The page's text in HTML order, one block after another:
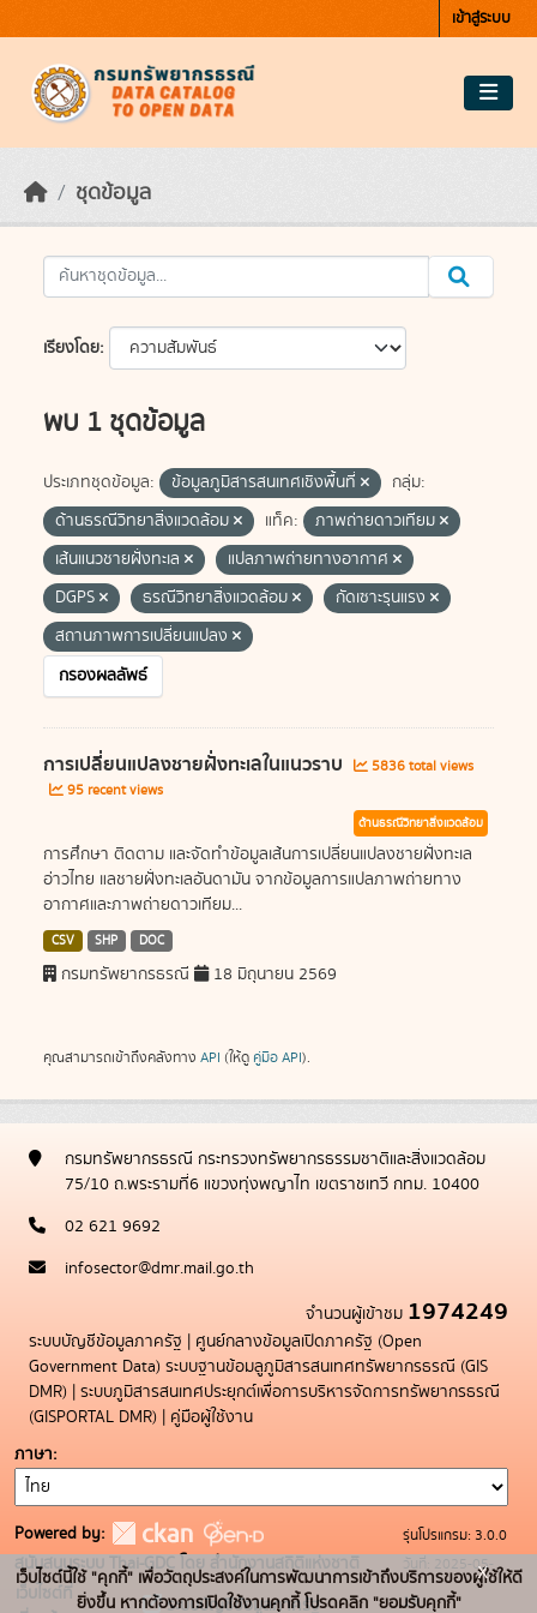
เข้าสู่ระบบ
ชุดข้อมูล
เรียงโดย
พบ 1 ชุดข้อมูล
ประเภทชุดข้อมูล: ข้อมูลภูมิสารสนเทศเชิงพื้นที่
กลุ่ม:
ด้านธรณีวิทยาสิ่งแวดล้อม
แท็ค:
ภาพถ่ายดาวเทียม
เส้นแนวชายฝั่งทะเล
แปลภาพถ่ายทางอากาศ
DGPS
ธรณีวิทยาสิ่งแวดล้อม
กัดเซาะรุนแรง
สถานภาพการเปลี่ยนแปลง
กรองผลลัพธ์
การเปลี่ยนแปลงชายฝั่งทะเลในแนวราบ
5836 total views
95 recent views
ด้านธรณีวิทยาสิ่งแวดล้อม
การศึกษา ติดตาม และจัดทำข้อมูลเส้นการเปลี่ยนแปลงชายฝั่งทะเล
อ่าวไทย แลชายฝั่งทะเลอันดามัน จากข้อมูลการแปลภาพถ่ายทาง
อากาศและภาพถ่ายดาวเทียม...
CSV SHP DOC
กรมทรัพยากรธรณี 18 มิถุนายน 2569
คุณสามารถเข้าถึงคลังทาง API (ให้ดู คู่มือ API).
กรมทรัพยากรธรณี กระทรวงทรัพยากรธรรมชาติและสิ่งแวดล้อม
75/10 ถ.พระรามที่6 แขวงทุ่งพญาไท เขตราชเทวี กทม. 10400
02 621 9692
infosector@dmr.mail.go.th
จำนวนผู้เข้าชม 1974249
ระบบบัญชีข้อมูลภาครัฐ | ศูนย์กลางข้อมูลเปิดภาครัฐ (Open
Government Data) ระบบฐานข้อมลูภูมิสารสนเทศทรัพยากรธรณี (GIS
DMR) | ระบบภูมิสารสนเทศประยุกต์เพื่อการบริหารจัดการทรัพยากรธรณี
(GISPORTAL DMR) | คู่มือผู้ใช้งาน
ภาษา
Powered by:
สนับสนุนระบบ Thai-GDC โดย สำนักงานสถิติแห่งชาติ
เว็บไซต์ที่
ระบบบัญชีข้อมูลภาครัฐ
รุ่นโปรแกรม: 3.0.0
วันที่: 2025-05-
19
เว็บไซต์นี้ใช้ "คุกกี้" เพื่อวัตถุประสงค์ในการพัฒนาการเข้าถึงบริการของผู้ใช้ให้ดี
ยิ่งขึ้น หากต้องการเปิดใช้งานคุกกี้ โปรดคลิก "ยอมรับคุกกี้"
x